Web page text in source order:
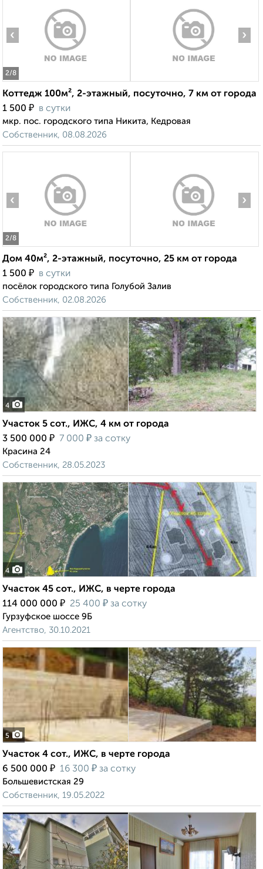
2/8
‹ ›
Коттедж 100м², 2-этажный, посуточно, 7 км от города
1 500 ₽ в сутки
мкр. пос. городского типа Никита, Кедровая
Собственник, 08.08.2026
2/8
‹ ›
Дом 40м², 2-этажный, посуточно, 25 км от города
1 500 ₽ в сутки
посёлок городского типа Голубой Залив
Собственник, 02.08.2026
4
Участок 5 сот., ИЖС, 4 км от города
3 500 000 ₽ 7 000 ₽ за сотку
Красина 24
Собственник, 28.05.2023
4
Участок 45 сот., ИЖС, в черте города
114 000 000 ₽ 25 400 ₽ за сотку
Гурзуфское шоссе 9Б
Агентство, 30.10.2021
5
Участок 4 сот., ИЖС, в черте города
6 500 000 ₽ 16 300 ₽ за сотку
Большевистская 29
Собственник, 19.05.2022